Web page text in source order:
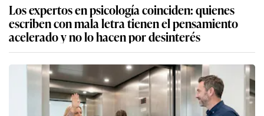
Los expertos en psicología coinciden: quienes
escriben con mala letra tienen el pensamiento
acelerado y no lo hacen por desinterés